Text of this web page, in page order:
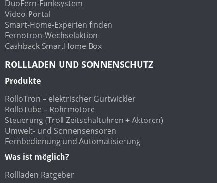
DuoFern-Funksystem
Video-Portal
Smart-Home-Experten finden
Fernotron-Wechselaktion
Cashback SmartHome Box
ROLLLADEN UND SONNENSCHUTZ
Produkte
RolloTron – elektrischer Gurtwickler
RolloTube – Rohrmotore
Steuerung (Troll Zeitschaltuhren + Aktoren)
Umwelt- und Sonnensensoren
Fernbedienung und Automatisierung
Was ist möglich?
Rollladen Ratgeber